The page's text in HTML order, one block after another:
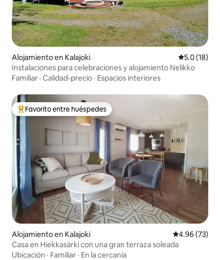
Alojamiento en Kalajoki Calificación
5.0 (18)
Instalaciones para celebraciones y alojamiento Nelikko
Familiar · Calidad-precio · Espacios interiores
Favorito entre huéspedes preferido
Favorito entre huéspedes
Alojamiento en Kalajoki Calificación
4.96 (73)
Casa en Hiekkasärki con una gran terraza soleada
Ubicación · Familiar · En la cercanía